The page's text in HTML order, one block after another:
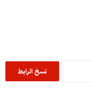
نسخ الرابط